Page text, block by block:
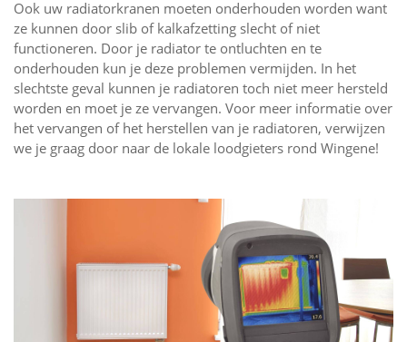
Ook uw radiatorkranen moeten onderhouden worden want
ze kunnen door slib of kalkafzetting slecht of niet
functioneren. Door je radiator te ontluchten en te
onderhouden kun je deze problemen vermijden. In het
slechtste geval kunnen je radiatoren toch niet meer hersteld
worden en moet je ze vervangen. Voor meer informatie over
het vervangen of het herstellen van je radiatoren, verwijzen
we je graag door naar de lokale loodgieters rond Wingene!